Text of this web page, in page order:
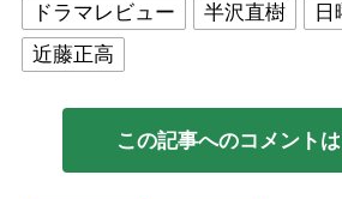
ドラマレビュー
半沢直樹
近藤正高
この記事へのコメントは